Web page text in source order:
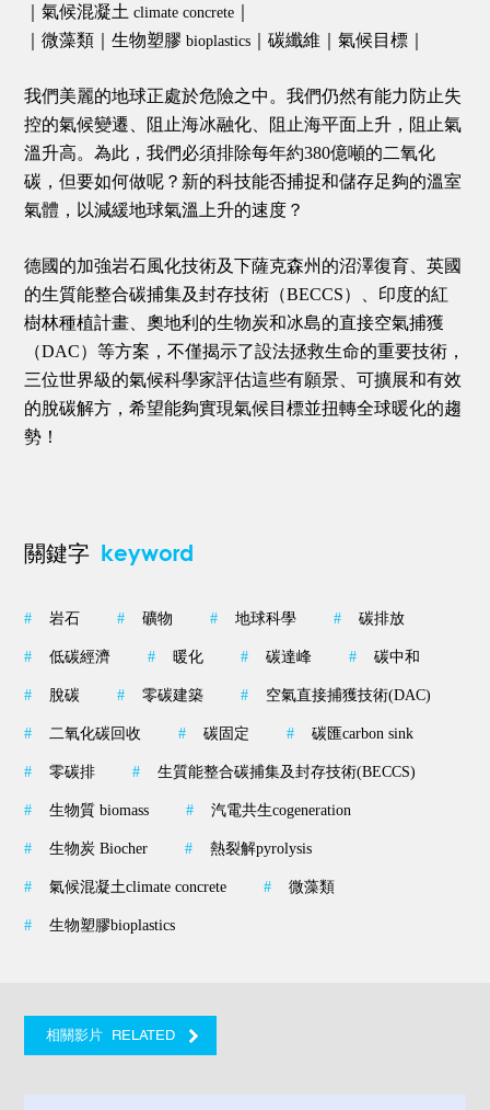
｜氣候混凝土 climate concrete
｜微藻類｜生物塑膠 bioplastics ｜碳纖維｜氣候目標｜
我們美麗的地球正處於危險之中。我們仍然有能力防止失
控的氣候變遷、阻止海冰融化、阻止海平面上升，阻止氣
溫升高。為此，我們必須排除每年約380億噸的二氧化
碳，但要如何做呢？新的科技能否捕捉和儲存足夠的溫室
氣體，以減緩地球氣溫上升的速度？
德國的加強岩石風化技術及下薩克森州的沼澤復育、英國
的生質能整合碳捕集及封存技術（BECCS）、印度的紅
樹林種植計畫、奧地利的生物炭和冰島的直接空氣捕獲
（DAC）等方案，不僅揭示了設法拯救生命的重要技術，
三位世界級的氣候科學家評估這些有願景、可擴展和有效
的脫碳解方，希望能夠實現氣候目標並扭轉全球暖化的趨
勢！
關鍵字 keyword
# 岩石 # 礦物 # 地球科學 # 碳排放
# 低碳經濟 # 暖化 # 碳達峰 # 碳中和
# 脫碳 # 零碳建築 # 空氣直接捕獲技術(DAC)
# 二氧化碳回收 # 碳固定 # 碳匯carbon sink
# 零碳排 # 生質能整合碳捕集及封存技術(BECCS)
# 生物質 biomass # 汽電共生cogeneration
# 生物炭 Biocher # 熱裂解pyrolysis
# 氣候混凝土climate concrete # 微藻類
# 生物塑膠bioplastics
相關影片 RELATED